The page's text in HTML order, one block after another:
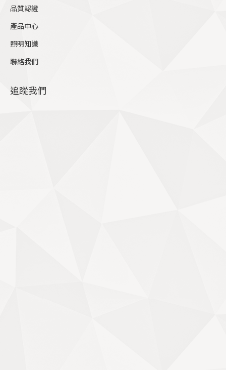
品質認證
產品中心
照明知識
聯絡我們
追蹤我們